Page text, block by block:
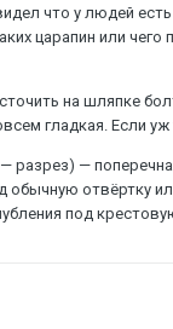
что у людей
царапин или
на шляпке
гладкая. Если
разрез) —
обычную отвёртку
под